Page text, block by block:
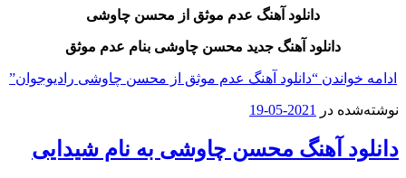
دانلود آهنگ عدم موثقاز محسن چاوشی
دانلود آهنگ جدید محسن چاوشی بنام عدم موثق
“دانلود آهنگ عدم موثق از محسن چاوشی رادیوجوان”
در 2021-05-19
آهنگ محسن چاوشی به نام شیدایی